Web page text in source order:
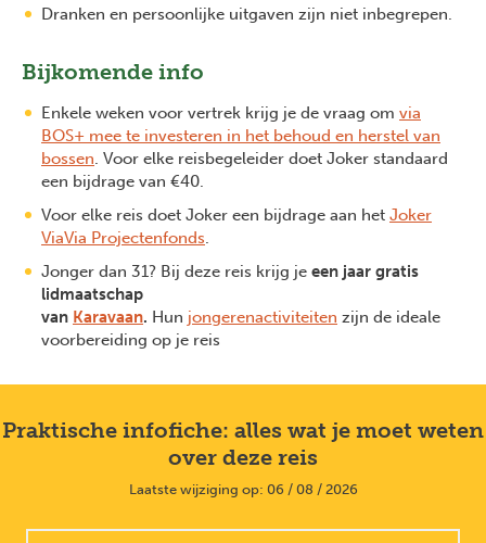
Dranken en persoonlijke uitgaven zijn niet inbegrepen.
Bijkomende info
Enkele weken voor vertrek krijg je de vraag om via
BOS+ mee te investeren in het behoud en herstel van
bossen. Voor elke reisbegeleider doet Joker standaard
een bijdrage van €40.
Voor elke reis doet Joker een bijdrage aan het Joker
ViaVia Projectenfonds.
Jonger dan 31? Bij deze reis krijg je een jaar gratis
lidmaatschap
van Karavaan. Hun jongerenactiviteiten zijn de ideale
voorbereiding op je reis
Praktische infofiche: alles wat je moet weten
over deze reis
Laatste wijziging op: 06 / 08 / 2026
Previous